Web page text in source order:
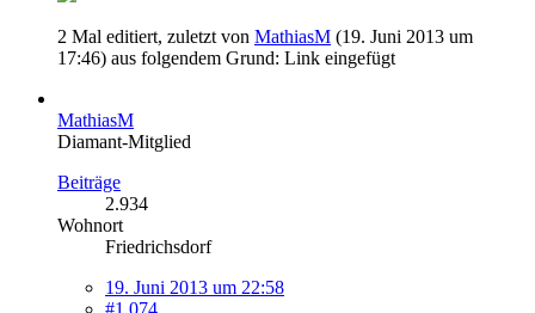
2 Mal editiert, zuletzt von MathiasM (19. Juni 2013 um
17:46) aus folgendem Grund: Link eingefügt
MathiasM
Diamant-Mitglied
Beiträge
2.934
Wohnort
Friedrichsdorf
19. Juni 2013 um 22:58